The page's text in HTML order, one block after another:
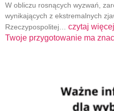
W obliczu rosnących wyzwań,
wynikających z ekstremalnych
Rzeczypospolitej… czytaj
Twoje przygotowanie ma